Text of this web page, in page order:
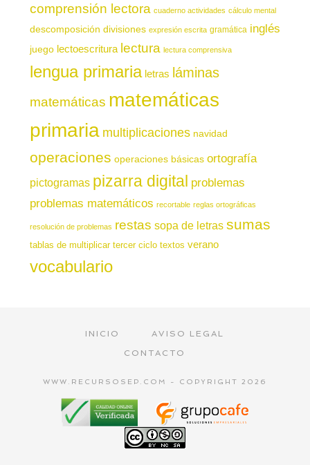
comprensión lectora cuaderno actividades cálculo mental
descomposición divisiones expresión escrita gramática inglés
juego lectoescritura lectura lectura comprensiva
lengua primaria letras láminas
matemáticas matemáticas
primaria multiplicaciones navidad
operaciones operaciones básicas ortografía
pictogramas pizarra digital problemas
problemas matemáticos recortable reglas ortográficas
resolución de problemas restas sopa de letras sumas
tablas de multiplicar tercer ciclo textos verano
vocabulario
INICIO
AVISO LEGAL
CONTACTO
WWW.RECURSOSEP.COM - COPYRIGHT 2026